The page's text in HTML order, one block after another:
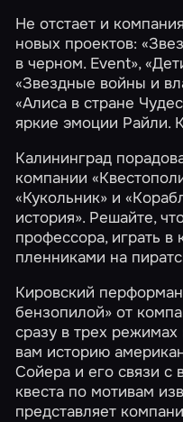
Не отстает и
новых проектов:
в черном. Event»,
«Звездные войны и
«Алиса в стране
яркие эмоции Райли.
Калининград
компании
«Кукольник» и
история». Решайте,
профессора, играть в
пленниками на
Кировский
бензопилой» от
сразу в трех режимах
вам историю
Сойера и его связи с
квеста по мотивам
представляет